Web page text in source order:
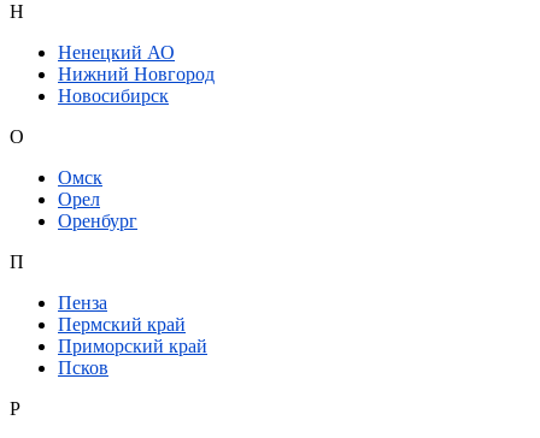
Н
Ненецкий АО
Нижний Новгород
Новосибирск
О
Омск
Орел
Оренбург
П
Пенза
Пермский край
Приморский край
Псков
Р